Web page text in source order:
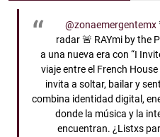
@zonaemergentemx
radar 🚨 RAYmi by the
a una nueva era con “I
viaje entre el French
invita a soltar, bailar y
combina identidad digital,
donde la música y la
encuentran. ¿Listxs